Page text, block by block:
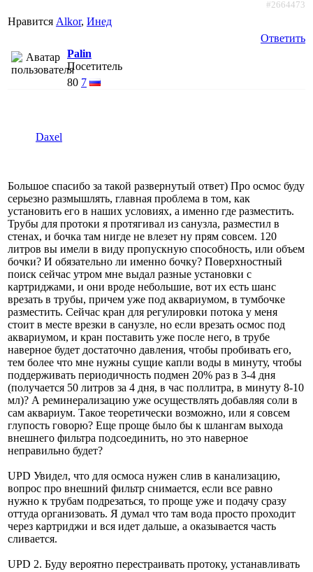
#2664473
Нравится Alkor, Инед
Ответить
Palin
Посетитель
80 7
Daxel
Большое спасибо за такой развернутый ответ) Про осмос буду
серьезно размышлять, главная проблема в том, как
установить его в наших условиях, а именно где разместить.
Трубы для протоки я протягивал из санузла, разместил в
стенах, и бочка там нигде не влезет ну прям совсем. 120
литров вы имели в виду пропускную способность, или объем
бочки? И обязательно ли именно бочку? Поверхностный
поиск сейчас утром мне выдал разные установки с
картриджами, и они вроде небольшие, вот их есть шанс
врезать в трубы, причем уже под аквариумом, в тумбочке
разместить. Сейчас кран для регулировки потока у меня
стоит в месте врезки в санузле, но если врезать осмос под
аквариумом, и кран поставить уже после него, в трубе
наверное будет достаточно давления, чтобы пробивать его,
тем более что мне нужны сущие капли воды в минуту, чтобы
поддерживать периодичность подмен 20% раз в 3-4 дня
(получается 50 литров за 4 дня, в час поллитра, в минуту 8-10
мл)? А реминерализацию уже осуществлять добавляя соли в
сам аквариум. Такое теоретически возможно, или я совсем
глупость говорю? Еще проще было бы к шлангам выхода
внешнего фильтра подсоединить, но это наверное
неправильно будет?
UPD Увидел, что для осмоса нужен слив в канализацию,
вопрос про внешний фильтр снимается, если все равно
нужно к трубам подрезаться, то проще уже и подачу сразу
оттуда организовать. Я думал что там вода просто проходит
через картриджи и вся идет дальше, а оказывается часть
сливается.
UPD 2. Буду вероятно перестраивать протоку, устанавливать